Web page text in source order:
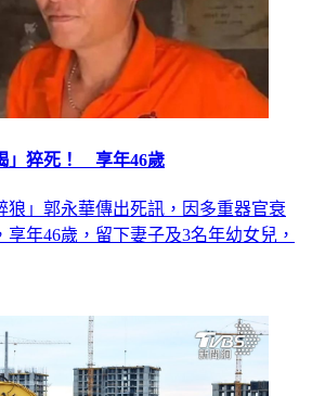
」猝死！ 享年46歲
狼」郭永華傳出死訊，因多重器官衰
年46歲，留下妻子及3名年幼女兒，